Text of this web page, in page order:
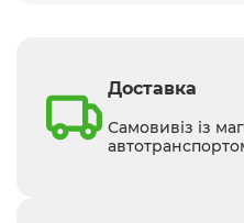
Доставка
Самовивіз із